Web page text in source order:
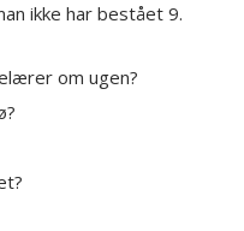
ikke har bestået 9.
om ugen?